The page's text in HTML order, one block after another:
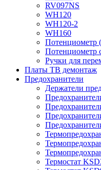
RV097NS
WH120
WH120-2
WH160
Потенциометр
Потенциометр
Ручки для
Платы ТВ демонтаж
Предохранители
Держатели
Термостат